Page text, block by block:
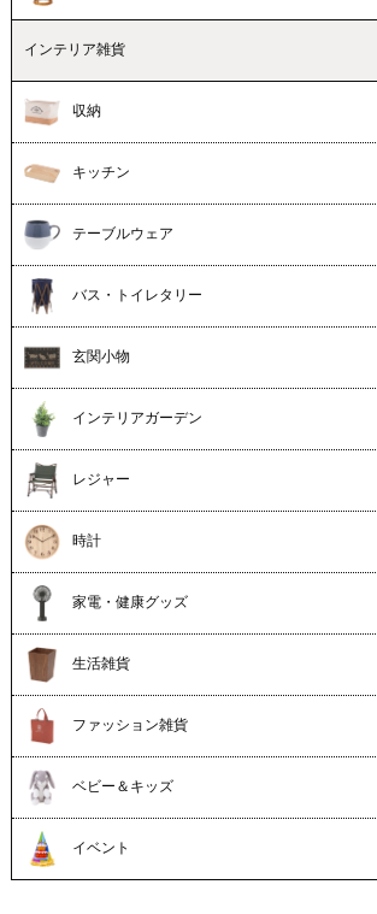
インテリア雑貨
収納
キッチン
テーブルウェア
バス・トイレタリー
玄関小物
インテリアガーデン
レジャー
時計
家電・健康グッズ
生活雑貨
ファッション雑貨
ベビー＆キッズ
イベント